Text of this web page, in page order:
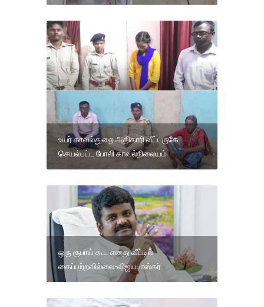
உயர் காவல்துறை அதிகாரி வீட்டருகே
செயல்பட்ட போலி காவல்நிலையம்
ஒரு ரூபாய் கூட எனது வீட்டில்
கைப்பற்றவில்லை-விஜயபாஸ்கர்